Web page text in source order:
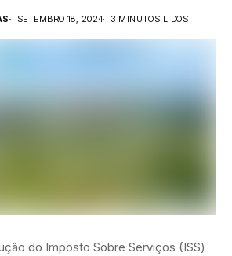
SETEMBRO 18, 2024
3 MINUTOS LIDOS
do Imposto Sobre Serviços (ISS)